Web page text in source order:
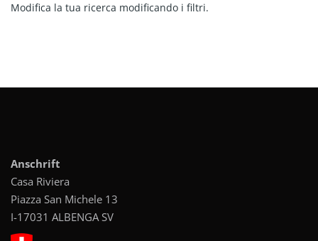
Modifica la tua ricerca modificando i filtri.
Anschrift
Casa Riviera
Piazza San Michele 13
I-17031 ALBENGA SV